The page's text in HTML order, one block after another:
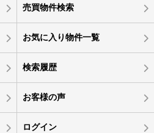
売買物件検索
お気に入り物件一覧
検索履歴
お客様の声
ログイン